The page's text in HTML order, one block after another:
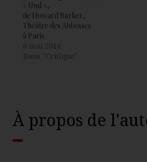
« Und »,
de Howard Barker,
Théâtre des Abbesses
à Paris
6 mai 2016
Dans "Critique"
À propos de